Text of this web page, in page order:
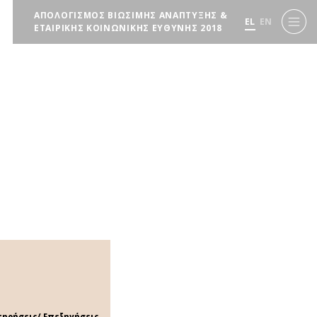
ΑΠΟΛΟΓΙΣΜΟΣ ΒΙΩΣΙΜΗΣ ΑΝΑΠΤΥΞΗΣ &
ΕΤΑΙΡΙΚΗΣ ΚΟΙΝΩΝΙΚΗΣ ΕΥΘΥΝΗΣ 2018
EL EN